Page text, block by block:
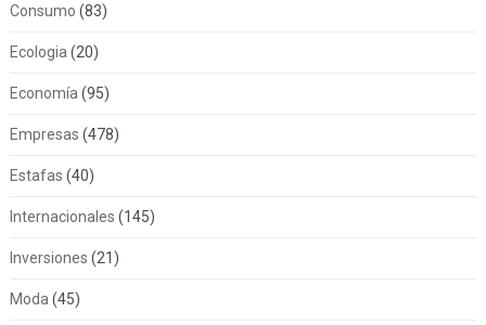
Consumo (83)
Ecologia (20)
Economía (95)
Empresas (478)
Estafas (40)
Internacionales (145)
Inversiones (21)
Moda (45)